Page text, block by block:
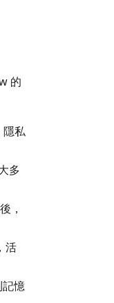
的
隱私
多
，
活
記憶